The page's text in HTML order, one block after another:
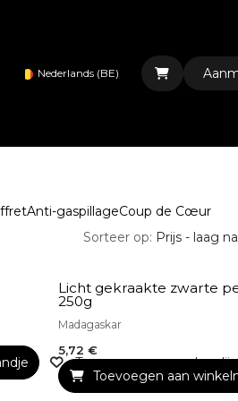
Nederlands (BE)
Anti-gaspillageCoup de Cœur
Sorteer op: Prijs - laag
Toevoegen aan
Licht gekraakte zwarte
250g
Madagaskar
5,72 €
Toevoegen aan